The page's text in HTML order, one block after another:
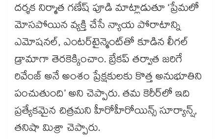
దర్శక నిర్మాత గణేష్ పూడి మాట్లాడుతూ ‘ప్రేమలో
మోసపోయిన వ్యక్తి చేసే న్యాయ పోరాటాన్ని
ఎమోషనల్‌‌‌‌, ఎంటర్‌‌‌‌‌‌‌‌టైన్మెంట్‌‌‌‌తో కూడిన లీగల్‌‌‌‌
డ్రామాగా తెరకెక్కించాం. బ్రేకప్ తర్వాత జరిగే
రివేంజ్‌‌‌‌ అనే అంశం ప్రేక్షకులకు కొత్త అనుభూతిని
పంచుతుంది’ అని చెప్పారు. తమ కెరీర్‌‌‌‌‌‌‌‌లో ఇది
ప్రత్యేకమైన చిత్రమని హీరోహీరోయిన్స్‌‌‌‌ సూర్యాన్ష్‌‌‌‌,
తనిషా మిశ్రా చెప్పారు.